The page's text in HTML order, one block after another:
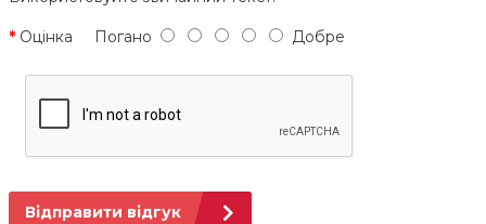
Оцінка Погано Добре
Відправити відгук